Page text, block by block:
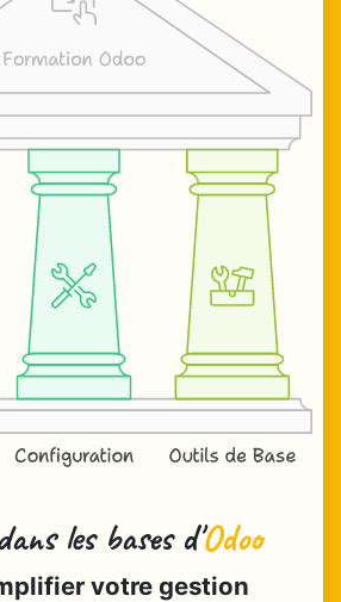
les bases d'Odoo
votre gestion